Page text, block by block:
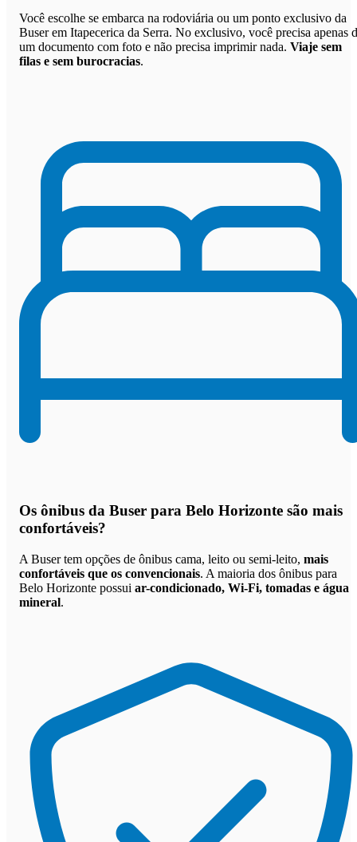
Você escolhe se embarca na rodoviária ou um ponto exclusivo da
Buser em Itapecerica da Serra. No exclusivo, você precisa apenas
um documento com foto e não precisa imprimir nada. Viaje sem
filas e sem burocracias.
Os ônibus da Buser para Belo Horizonte são mais
confortáveis?
A Buser tem opções de ônibus cama, leito ou semi-leito, mais
confortáveis que os convencionais. A maioria dos ônibus para
Belo Horizonte possui ar-condicionado, Wi-Fi, tomadas e água
mineral.